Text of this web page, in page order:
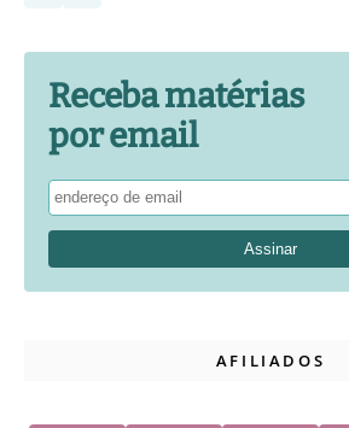
Receba matérias
por email
AFILIADOS